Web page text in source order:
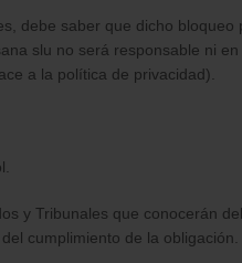
debe saber que dicho
slu no será responsable ni
a la política de privacidad).
y Tribunales que conocerán
cumplimiento de la obligación.